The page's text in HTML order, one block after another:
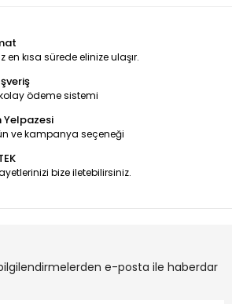
en kısa sürede elinize ulaşır.
ödeme sistemi
Yelpazesi
ve kampanya seçeneği
bize iletebilirsiniz.
e-posta ile haberdar